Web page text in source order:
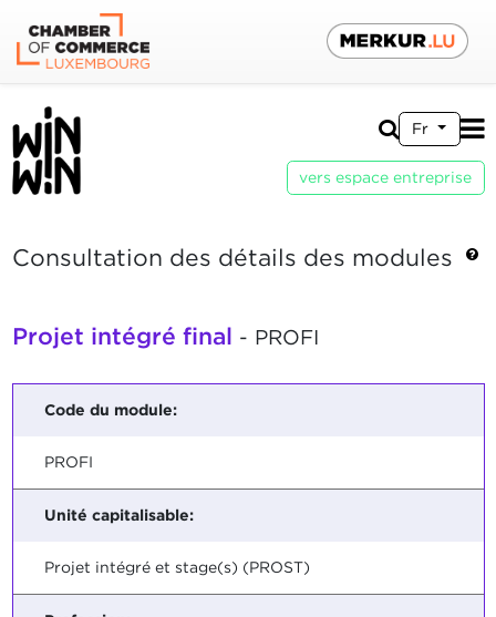
Fr
vers espace entreprise
Consultation des détails des modules
Projet intégré final - PROFI
Code du module:
PROFI
Unité capitalisable:
Projet intégré et stage(s) (PROST)